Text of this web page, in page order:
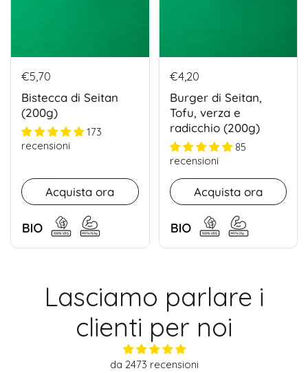
€5,70
Bistecca di Seitan
(200g)
173
recensioni
Acquista ora
€4,20
Burger di Seitan,
Tofu, verza e
radicchio (200g)
85
recensioni
Acquista ora
Lasciamo parlare i
clienti per noi
da 2473 recensioni